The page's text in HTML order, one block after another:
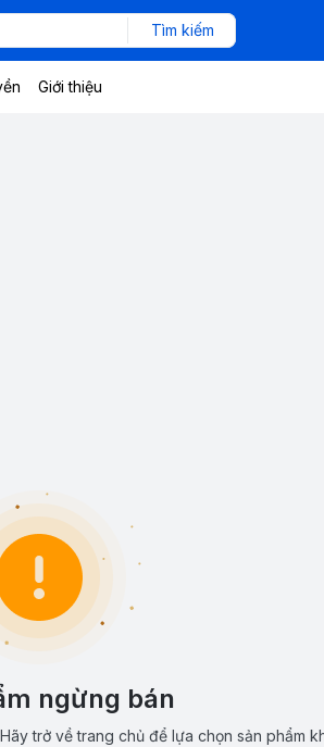
Tìm kiếm
Giới thiệu
ngừng bán
trở về trang chủ để lựa chọn sản phẩm